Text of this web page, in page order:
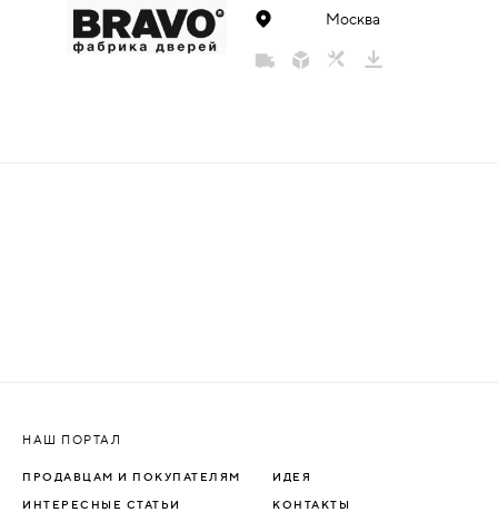
РУЧКИ РАЗДЕЛЬНЫЕ (НА
Москва
НАШ ПОРТАЛ
ПРОДАВЦАМ И ПОКУПАТЕЛЯМ ИДЕЯ
ИНТЕРЕСНЫЕ СТАТЬИ КОНТАКТЫ